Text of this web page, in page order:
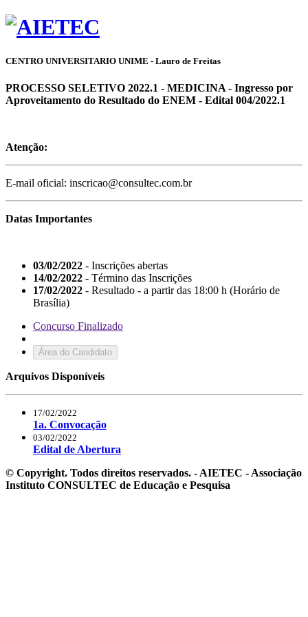
CENTRO UNIVERSITARIO UNIME - Lauro de Freitas
PROCESSO SELETIVO 2022.1 - MEDICINA - Ingresso por
Aproveitamento do Resultado do ENEM - Edital 004/2022.1
Atenção:
E-mail oficial: inscricao@consultec.com.br
Datas Importantes
03/02/2022 - Inscrições abertas
14/02/2022 - Término das Inscrições
17/02/2022 - Resultado - a partir das 18:00 h (Horário de
Brasília)
Concurso Finalizado
Área do Candidato
Arquivos Disponíveis
17/02/2022
1a. Convocação
03/02/2022
Edital de Abertura
© Copyright. Todos direitos reservados. - AIETEC - Associação
Instituto CONSULTEC de Educação e Pesquisa